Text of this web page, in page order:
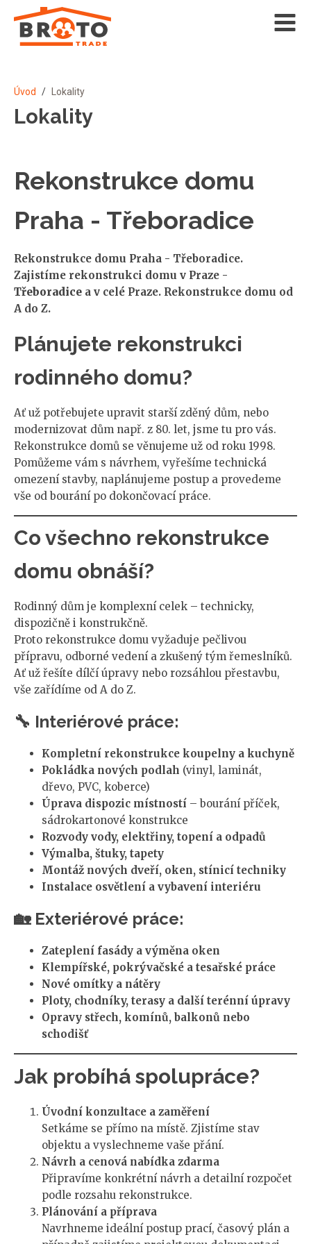
Úvod / Lokality
Lokality
Rekonstrukce domu
Praha - Třeboradice
Rekonstrukce domu Praha - Třeboradice.
Zajistíme rekonstrukci domu v Praze -
Třeboradice a v celé Praze. Rekonstrukce domu od
A do Z.
Plánujete rekonstrukci
rodinného domu?
Ať už potřebujete upravit starší zděný dům, nebo
modernizovat dům např. z 80. let, jsme tu pro vás.
Rekonstrukce domů se věnujeme už od roku 1998.
Pomůžeme vám s návrhem, vyřešíme technická
omezení stavby, naplánujeme postup a provedeme
vše od bourání po dokončovací práce.
Co všechno rekonstrukce
domu obnáší?
Rodinný dům je komplexní celek – technicky,
dispozičně i konstrukčně.
Proto rekonstrukce domu vyžaduje pečlivou
přípravu, odborné vedení a zkušený tým řemeslníků.
Ať už řešíte dílčí úpravy nebo rozsáhlou přestavbu,
vše zařídíme od A do Z.
🔧 Interiérové práce:
Kompletní rekonstrukce koupelny a kuchyně
Pokládka nových podlah (vinyl, laminát,
dřevo, PVC, koberce)
Úprava dispozic místností – bourání příček,
sádrokartonové konstrukce
Rozvody vody, elektřiny, topení a odpadů
Výmalba, štuky, tapety
Montáž nových dveří, oken, stínicí techniky
Instalace osvětlení a vybavení interiéru
🏡 Exteriérové práce:
Zateplení fasády a výměna oken
Klempířské, pokrývačské a tesařské práce
Nové omítky a nátěry
Ploty, chodníky, terasy a další terénní úpravy
Opravy střech, komínů, balkonů nebo
schodišť
Jak probíhá spolupráce?
Úvodní konzultace a zaměření
Setkáme se přímo na místě. Zjistíme stav
objektu a vyslechneme vaše přání.
Návrh a cenová nabídka zdarma
Připravíme konkrétní návrh a detailní rozpočet
podle rozsahu rekonstrukce.
Plánování a příprava
Navrhneme ideální postup prací, časový plán a